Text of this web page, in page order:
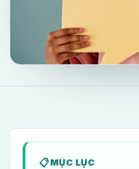
MỤC LỤC